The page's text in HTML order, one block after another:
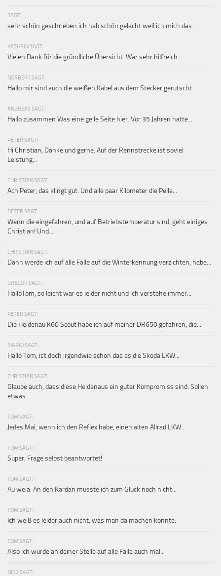
SAGT:
sehr schön geschrieben ich hab schön gelacht weil ich mich das...
KATHRIN SAGT:
Vielen Dank für die gründliche Übersicht. War sehr hilfreich.
NORBERT SAGT:
Hallo mir sind auch die weißen Kabel aus dem Stecker gerutscht.
ANDREAS SAGT:
Hallo zusammen Was eine geile Seite hier. Vor 35 Jahren hatte...
PETER SAGT:
Hi Christian, Danke und gerne. Auf der Rennstrecke ist soviel
Leistung...
CHRISTIAN SAGT:
Ach Peter, das klingt gut. Und alle paar Kilometer die Pelle...
PETER SAGT:
Wenn die eingefahren, und auf Betriebstemperatur sind, geht einiges
Christian! Und...
CHRISTIAN SAGT:
Dann werde ich auf alle Fälle auf die Winterkennung verzichten, habe...
GREGOR SAGT:
HalloTom, so leicht war es leider nicht und ich verstehe immer...
PETER SAGT:
Die Heidenau K60 Scout habe ich auf meiner DR650 gefahren, die...
MARIO SAGT:
Hallo Tom, ist doch irgendwie schön das es die Skoda LKW...
CHRISTIAN SAGT:
Glaube auch, dass diese Heidenaus ein guter Kompromiss sind. Sollen
etwas...
TOM SAGT:
Jedes Mal, wenn ich den Reflex habe, einen alten Allrad LKW...
TOM SAGT:
Super, Frage selbst beantwortet!
TOM SAGT:
Au weia. An den Kardan musste ich zum Glück noch nicht...
TOM SAGT:
Ich weiß es leider auch nicht, was man da machen könnte.
TOM SAGT:
Also ich würde an deiner Stelle auf alle Fälle auch mal...
NICO SAGT: